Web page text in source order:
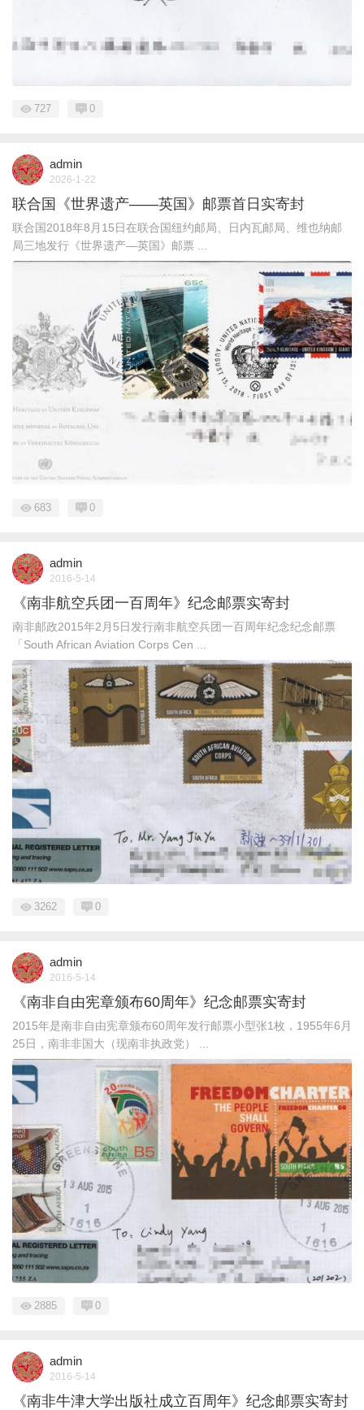
727 0
admin
2026-1-22
联合国《世界遗产——英国》邮票首日实寄封
联合国2018年8月15日在联合国纽约邮局、日内瓦邮局、维也纳邮
局三地发行《世界遗产—英国》邮票 ...
683 0
admin
2016-5-14
《南非航空兵团一百周年》纪念邮票实寄封
南非邮政2015年2月5日发行南非航空兵团一百周年纪念纪念邮票
「South African Aviation Corps Cen ...
3262 0
admin
2016-5-14
《南非自由宪章颁布60周年》纪念邮票实寄封
2015年是南非自由宪章颁布60周年发行邮票小型张1枚，1955年6月
25日，南非非国大（现南非执政党） ...
2885 0
admin
2016-5-14
《南非牛津大学出版社成立百周年》纪念邮票实寄封